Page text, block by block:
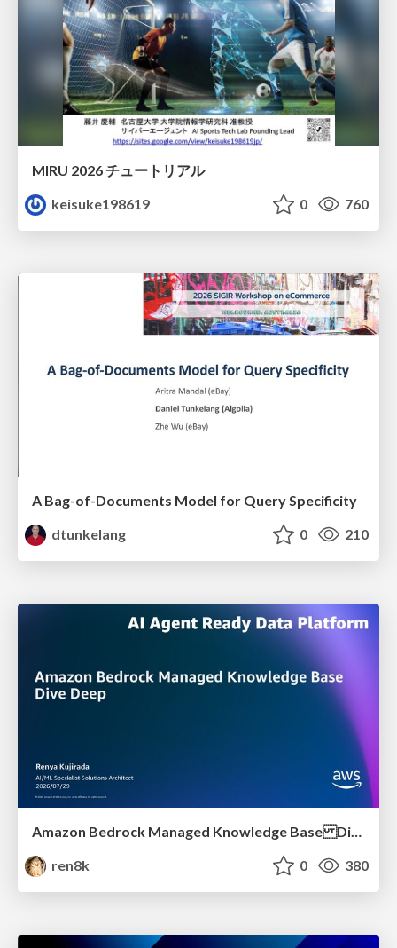
MIRU 2026 チュートリアル
keisuke198619
0 760
A Bag-of-Documents Model for Query Specificity
dtunkelang
0 210
ren8k
0 380